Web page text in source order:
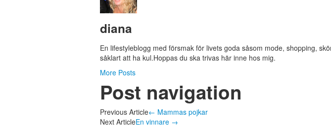
diana
En lifestyleblogg med försmak för livets goda såsom mode, shopping,
såklart att ha kul.Hoppas du ska trivas här inne hos mig.
More Posts
Post navigation
Previous Article← Mammas pojkar
Next ArticleEn vinnare →